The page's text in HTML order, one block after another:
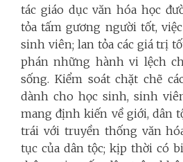
tác giáo dục văn hóa học
tỏa tấm gương người tốt,
sinh viên; lan tỏa các giá trị
phán những hành vi lệch
sống. Kiểm soát chặt chẽ
dành cho học sinh, sinh
mang định kiến về giới, dân
trái với truyền thống văn
tục của dân tộc; kịp thời có